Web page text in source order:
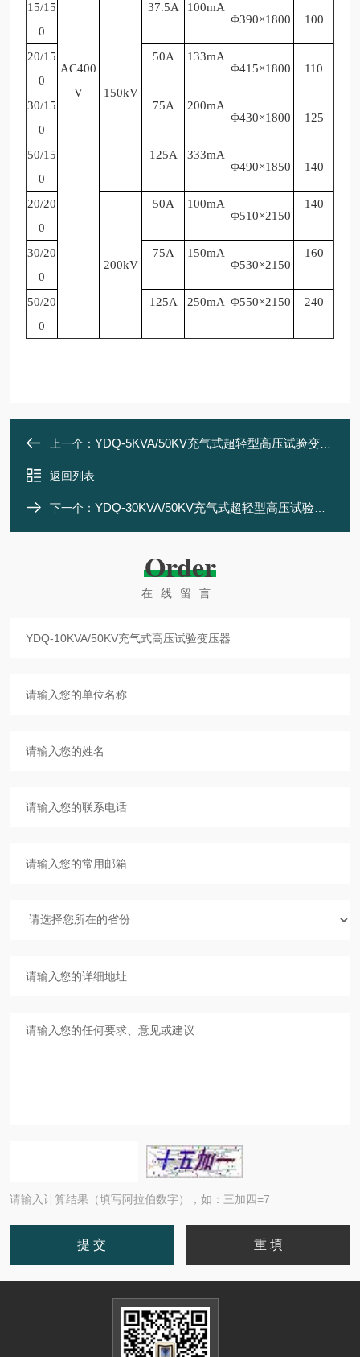
AC400
V
15/15
0
150kV
37.5A
100mA
Φ390×1800
100
20/15
0
50A
133mA
Φ415×1800
110
30/15
0
75A
200mA
Φ430×1800
125
50/15
0
125A
333mA
Φ490×1850
140
20/20
0
200kV
50A
100mA
Φ510×2150
140
30/20
0
75A
150mA
Φ530×2150
160
50/20
0
125A 250mA Φ550×2150 240
上一个： YDQ-5KVA/50KV充气式超轻型高压试验变压器
返回列表
下一个： YDQ-30KVA/50KV充气式超轻型高压试验变压器
Order
在线留言
请输入计算结果（填写阿拉伯数字），如：三加四=7